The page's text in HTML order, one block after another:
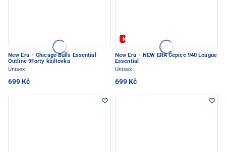
New Era · Chicago Bulls Essential
Outline 9Forty kšiltovka
Unisex
699 Kč
Novinka
New Era · NEW ERA Čepice 940 League
Essential
Unisex
699 Kč